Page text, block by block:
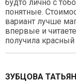
будто лично с
понятные.
вариант лучше
впервые и
получила
ЗУБЦОВА